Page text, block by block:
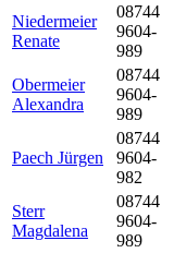
Niedermeier
Renate
08744
9604-
989
Obermeier
Alexandra
08744
9604-
989
Paech Jürgen
08744
9604-
982
Sterr
Magdalena
08744
9604-
989